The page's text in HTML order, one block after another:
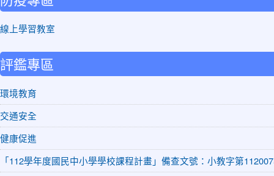
線上學習教室
評鑑專區
環境教育
交通安全
健康促進
「112學年度國民中小學學校課程計畫」備查文號：小教字第